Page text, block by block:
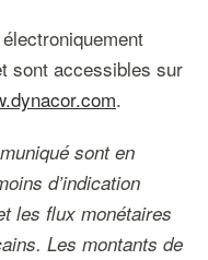
sont accessibles sur
.
sont en
d’indication
les flux monétaires
Les montants de